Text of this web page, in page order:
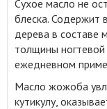
Сухое масло не
блеска. Содержит
дерева в составе
толщины
ежедневном
Масло жожоба
кутикулу,